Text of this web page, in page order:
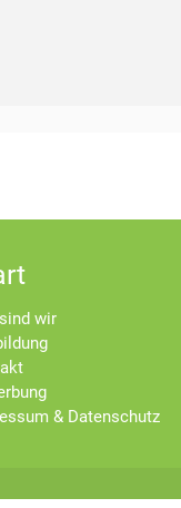
wir
& Datenschutz